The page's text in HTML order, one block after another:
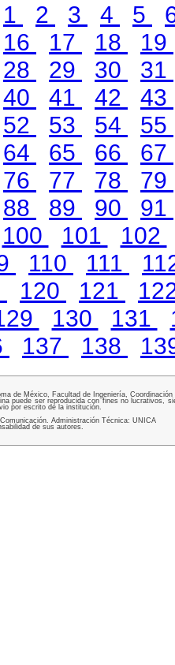
1 2 3 4 5
16 17 18
19
28 29 30
31
40 41 42
43
52 53 54
55
64 65 66
67
76 77 78
79
88 89 90
91
100 101
102
110 111
120 121
130 131
137 138
de México, Facultad de Ingeniería,
puede ser reproducida con fines no lucrativos,
por escrito de la institución.
Administración Técnica: UNICA
de sus autores.